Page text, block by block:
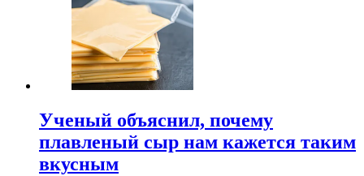
Ученый объяснил, почему
плавленый сыр нам кажется таким
вкусным